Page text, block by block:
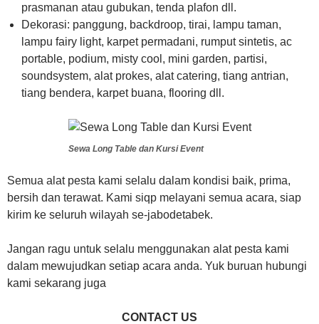
prasmanan atau gubukan, tenda plafon dll.
Dekorasi: panggung, backdroop, tirai, lampu taman,
lampu fairy light, karpet permadani, rumput sintetis, ac
portable, podium, misty cool, mini garden, partisi,
soundsystem, alat prokes, alat catering, tiang antrian,
tiang bendera, karpet buana, flooring dll.
Sewa Long Table dan Kursi Event
Semua alat pesta kami selalu dalam kondisi baik, prima,
bersih dan terawat. Kami siqp melayani semua acara, siap
kirim ke seluruh wilayah se-jabodetabek.
Jangan ragu untuk selalu menggunakan alat pesta kami
dalam mewujudkan setiap acara anda. Yuk buruan hubungi
kami sekarang juga
CONTACT US